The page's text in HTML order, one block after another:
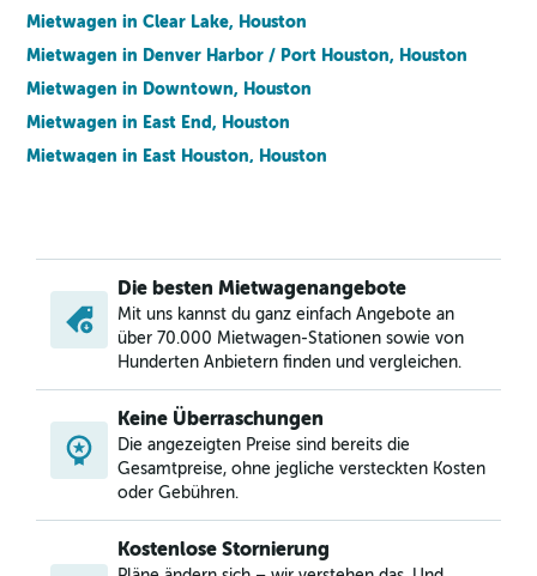
Mietwagen in Clear Lake, Houston
Mietwagen in Denver Harbor / Port Houston, Houston
Mietwagen in Downtown, Houston
Mietwagen in East End, Houston
Mietwagen in East Houston, Houston
Mietwagen in Fairbanks / Northwest Crossing, Houston
Mietwagen in Fort Bend / Houston, Houston
Mietwagen in Fourth Ward, Houston
Mietwagen in Greenway / Upper Kirby Area, Houston
Mietwagen in Hidden Valley, Houston
Mietwagen in Independence Heights, Houston
Mietwagen in Kingwood, Houston
Die besten Mietwagenangebote
Mit uns kannst du ganz einfach Angebote an
über 70.000 Mietwagen-Stationen sowie von
Hunderten Anbietern finden und vergleichen.
Keine Überraschungen
Die angezeigten Preise sind bereits die
Gesamtpreise, ohne jegliche versteckten Kosten
oder Gebühren.
Kostenlose Stornierung